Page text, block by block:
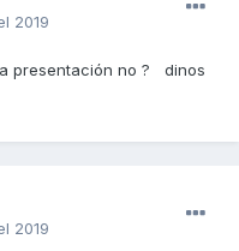
2019
presentación no ? dinos
2019